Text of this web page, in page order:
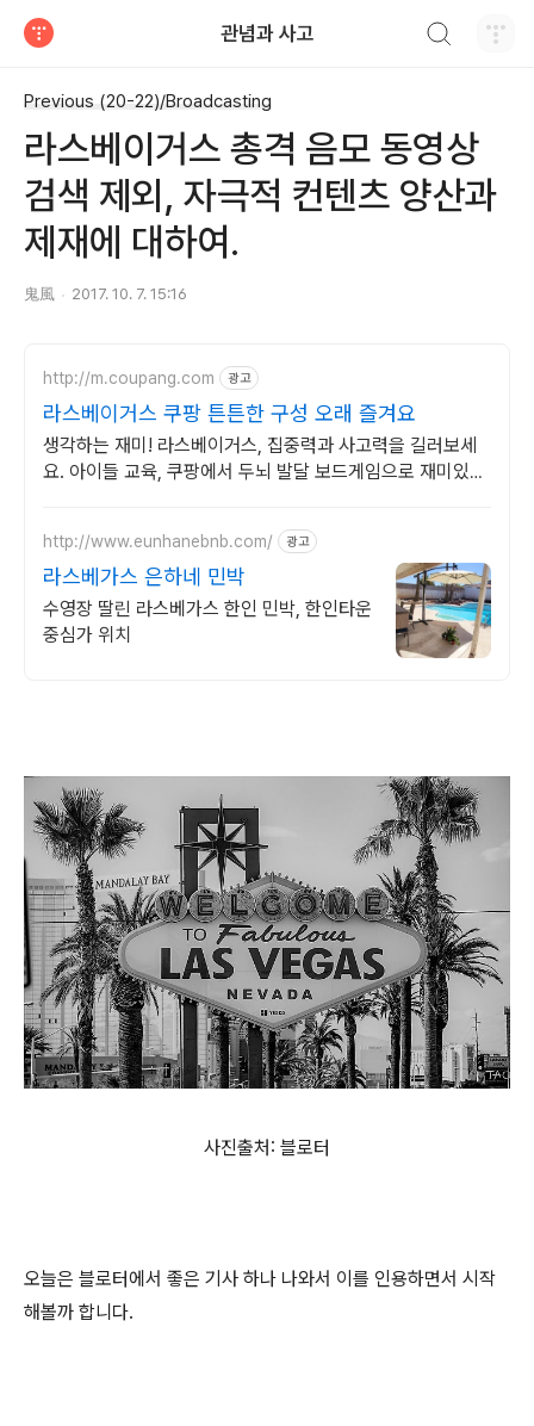
관념과 사고
Previous (20-22)/Broadcasting
라스베이거스 총격 음모 동영상
검색 제외, 자극적 컨텐츠 양산과
제재에 대하여.
鬼風 2017. 10. 7. 15:16
http://m.coupang.com 광고
라스베이거스 쿠팡 튼튼한 구성 오래 즐겨요
생각하는 재미! 라스베이거스, 집중력과 사고력을 길러보세
요. 아이들 교육, 쿠팡에서 두뇌 발달 보드게임으로 재미있게
http://www.eunhanebnb.com/ 광고
라스베가스 은하네 민박
수영장 딸린 라스베가스 한인 민박, 한인타운
중심가 위치
사진출처: 블로터
오늘은 블로터에서 좋은 기사 하나 나와서 이를 인용하면서 시작
해볼까 합니다.